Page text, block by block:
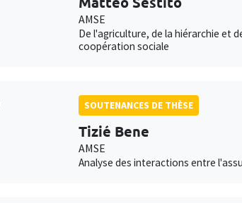
AMSE
De l'agriculture, de la hiérarchie et
coopération sociale
SOUTENANCES DE THÈSE
Tizié Bene
AMSE
Analyse des interactions entre